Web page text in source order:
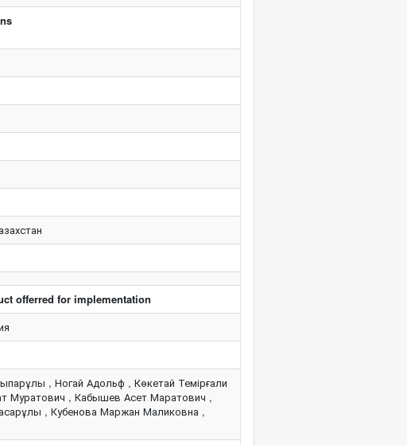
offerred for implementation
, Ногай Адольф , Көкетай Темірғали
Муратович , Кабышев Асет Маратович ,
, Кубенова Маржан Маликовна ,